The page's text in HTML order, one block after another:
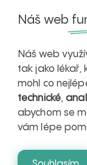
jater v
Náš web
Náš web
tak jako lékař,
mohl co
technické,
abychom se
vám lépe